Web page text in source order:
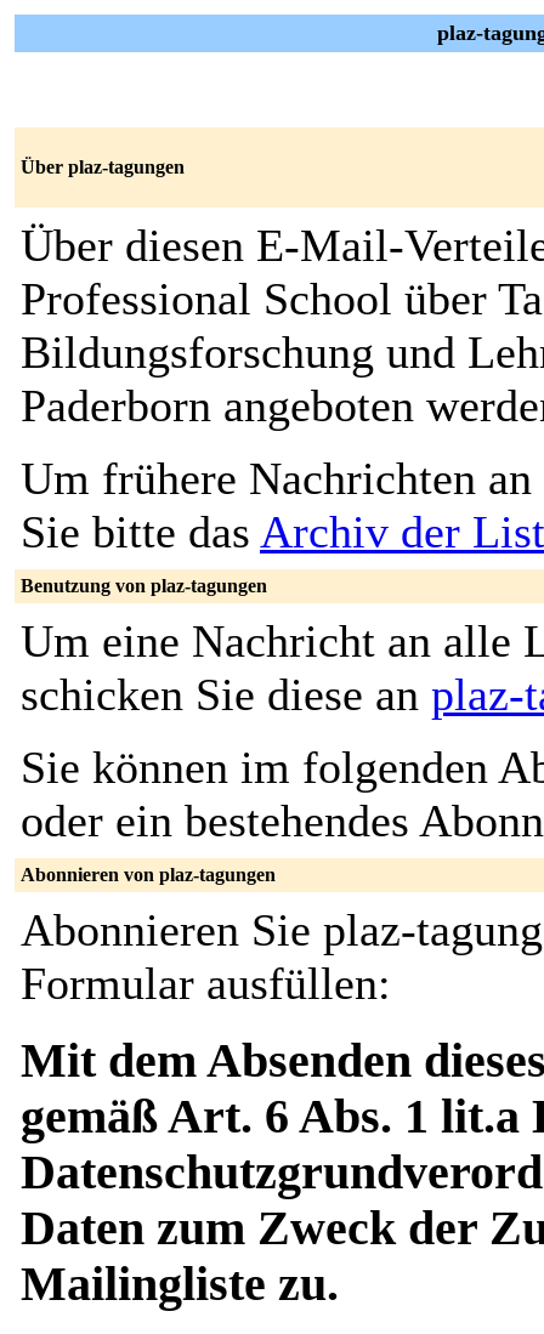
plaz-
Über plaz-tagungen
Über diesen E-Mail-
Professional School über
Bildungsforschung und
Paderborn angeboten
Um frühere Nachrichten an
Sie bitte das Archiv der
Benutzung von plaz-tagungen
Um eine Nachricht an alle
schicken Sie diese an plaz-
Sie können im folgenden
oder ein bestehendes
Abonnieren von plaz-tagungen
Abonnieren Sie plaz-
Formular ausfüllen:
Mit dem Absenden
gemäß Art. 6 Abs. 1 lit.a
Daten zum Zweck der
Mailingliste zu.